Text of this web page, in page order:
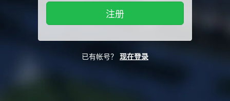
已有帐号？ 现在登录